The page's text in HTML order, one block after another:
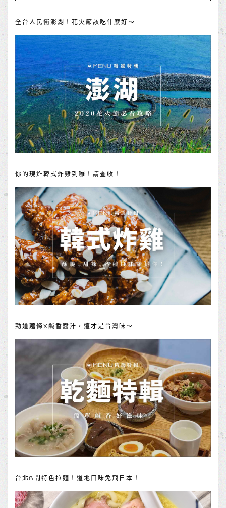
全台人民衝澎湖！花火節該吃什麼好～
你的現炸韓式炸雞到囉！請查收！
勁道麵條X鹹香醬汁，這才是台灣味～
台北8間特色拉麵！道地口味免飛日本！